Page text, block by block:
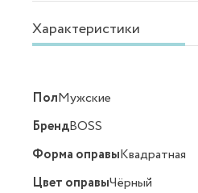
Характеристики
ПолМужские
БрендBOSS
Форма оправыКвадратная
Цвет оправыЧёрный